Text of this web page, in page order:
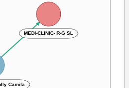
MEDI-CLINIC- R-G SL
Camila